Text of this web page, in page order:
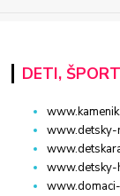
DETI,
www.detsky-
www.detsky-